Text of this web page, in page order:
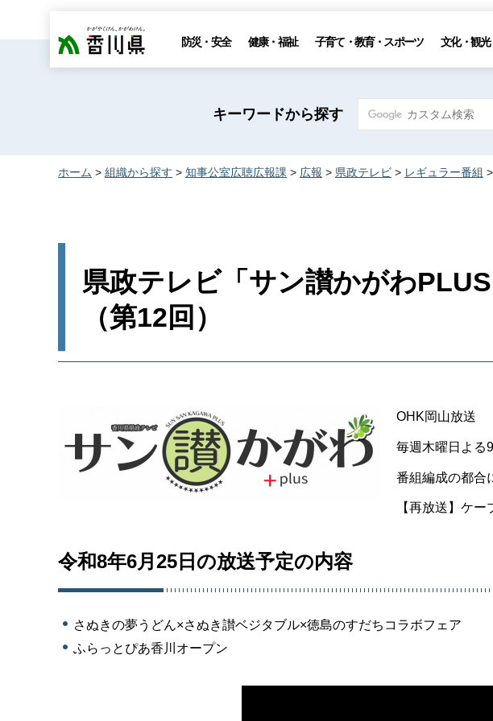
香川県 防災・安全 健康・福祉 子育て・教育・スポーツ 文化・観光
キーワードから探す
ホーム > 組織から探す > 知事公室広聴広報課 > 広報 > 県政テレビ > レギュラー番組
県政テレビ「サン讃かがわ
（第12回）
OHK岡山放送
毎週木曜日よる
番組編成の都合
【再放送】ケ
令和8年6月25日の放送予定の内容
さぬきの夢うどん×さぬき讃ベジタブル×徳島のすだちコラボフェア
ふらっとぴあ香川オープン